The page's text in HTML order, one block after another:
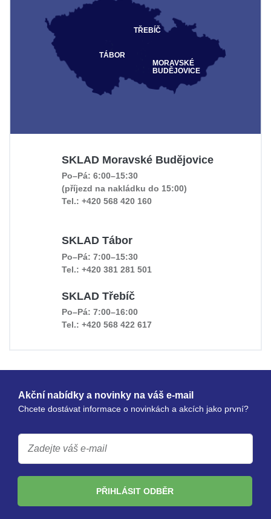
MORAVSKÉ
BUDĚJOVICE
TÁBOR
TŘEBÍČ
SKLAD Moravské Budějovice
Po–Pá: 6:00–15:30
(příjezd na nakládku do 15:00)
Tel.: +420 568 420 160
SKLAD Tábor
Po–Pá: 7:00–15:30
Tel.: +420 381 281 501
SKLAD Třebíč
Po–Pá: 7:00–16:00
Tel.: +420 568 422 617
Akční nabídky a novinky na váš e-mail
Chcete dostávat informace o novinkách a akcích jako první?
PŘIHLÁSIT ODBĚR